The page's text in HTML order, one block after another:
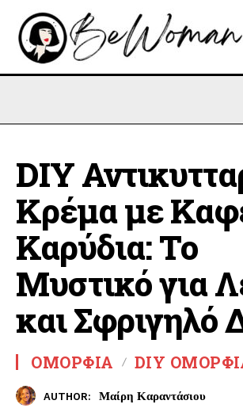
DIY
Κρέμα με
Καρύδια: Το
Μυστικό για
και Σφριγηλό
ΟΜΟΡΦΙΆ DIY
AUTHOR: Μαίρη Καραντάσιου